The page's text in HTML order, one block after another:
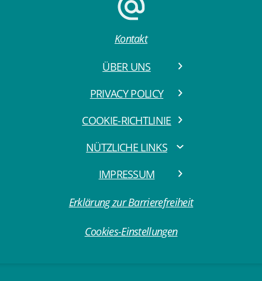
Kontakt
ÜBER UNS
PRIVACY POLICY
COOKIE-RICHTLINIE
NÜTZLICHE LINKS
IMPRESSUM
Erklärung zur Barrierefreiheit
Cookies-Einstellungen